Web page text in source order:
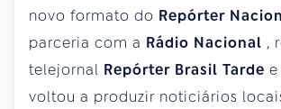
novo formato do Repórter
parceria com a Rádio Nacional ,
telejornal Repórter Brasil Tarde
voltou a produzir noticiários